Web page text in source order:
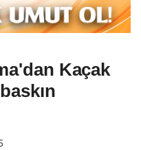
Kaçak